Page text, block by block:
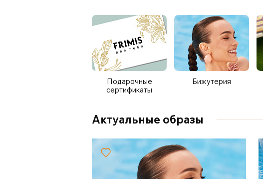
Подарочные
сертификаты
Бижутерия
Актуальные образы